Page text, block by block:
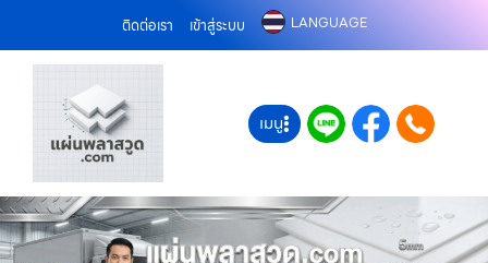
ติดต่อเรา เข้าสู่ระบบ LANGUAGE
เมนู